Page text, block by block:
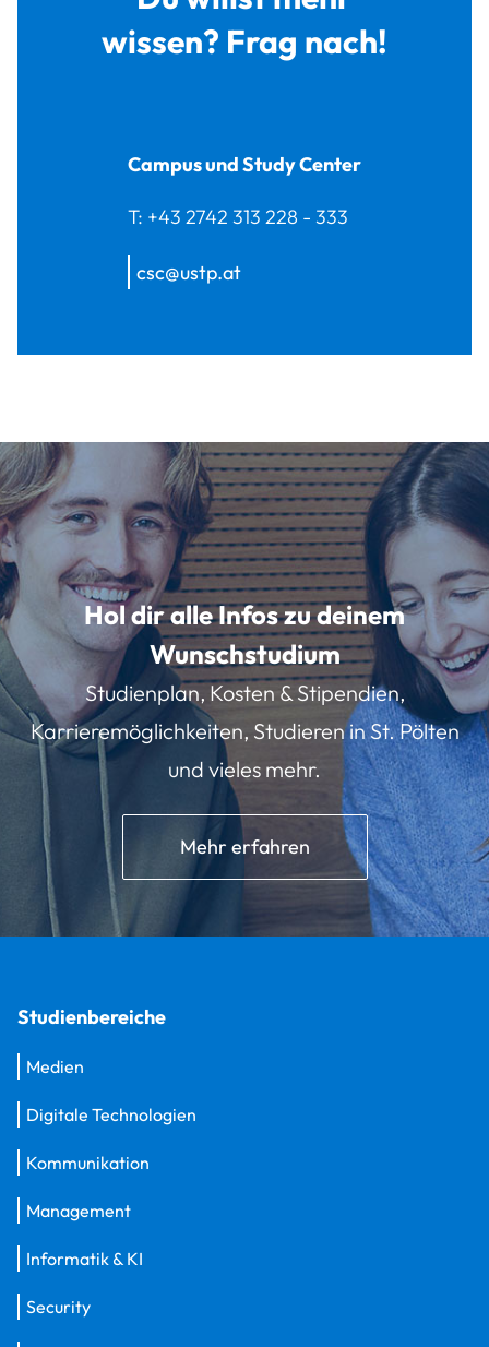
wissen? Frag nach!
Campus und Study Center
T: +43 2742 313 228 - 333
csc@ustp.at
Hol dir alle Infos zu deinem
Wunschstudium
Studienplan, Kosten & Stipendien,
Karrieremöglichkeiten, Studieren in St. Pölten
und vieles mehr.
Mehr erfahren
Studienbereiche
Medien
Digitale Technologien
Kommunikation
Management
Informatik & KI
Security